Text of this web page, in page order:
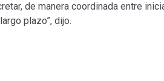
de manera coordinada entre
plazo”, dijo.